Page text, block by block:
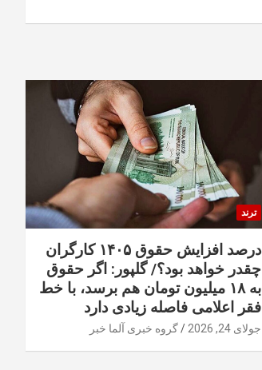
ترند
درصد افزایش حقوق ۱۴۰۵ کارگران
چقدر خواهد بود؟/ گلپور: اگر حقوق
به ۱۸ میلیون تومان هم برسد، با خط
فقر اعلامی فاصله زیادی دارد
جولای 24, 2026 گروه خبری آلما خبر